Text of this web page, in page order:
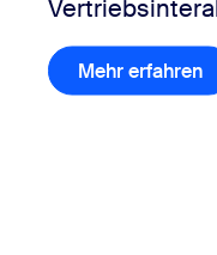
Mehr erfahren